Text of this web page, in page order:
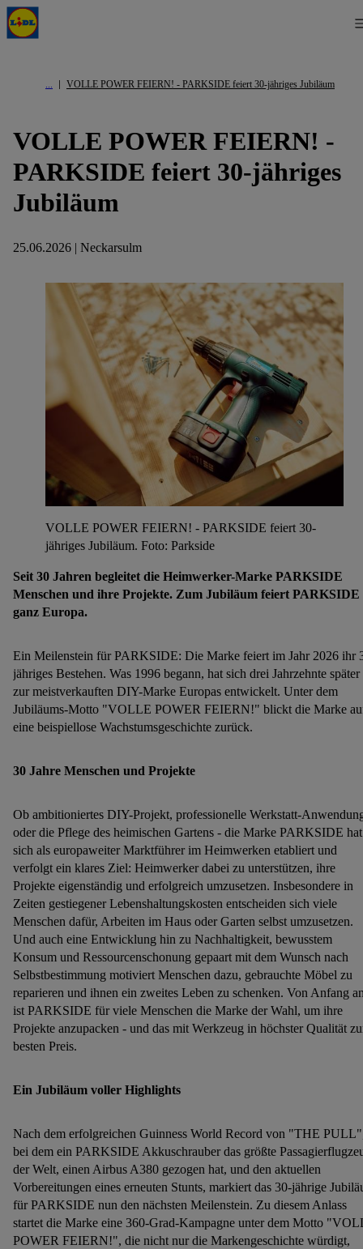
VOLLE POWER FEIERN! - PARKSIDE feiert 30-jähriges Jubiläum
VOLLE POWER FEIERN! -
PARKSIDE feiert 30-jähriges
Jubiläum
25.06.2026 | Neckarsulm
VOLLE POWER FEIERN! - PARKSIDE feiert 30-
jähriges Jubiläum. Foto: Parkside
Seit 30 Jahren begleitet die Heimwerker-Marke PARKSIDE
Menschen und ihre Projekte. Zum Jubiläum feiert PARKSIDE
ganz Europa.
Ein Meilenstein für PARKSIDE: Die Marke feiert im Jahr 2026 ihr
jähriges Bestehen. Was 1996 begann, hat sich drei Jahrzehnte später
zur meistverkauften DIY-Marke Europas entwickelt. Unter dem
Jubiläums-Motto "VOLLE POWER FEIERN!" blickt die Marke
eine beispiellose Wachstumsgeschichte zurück.
30 Jahre Menschen und Projekte
Ob ambitioniertes DIY-Projekt, professionelle Werkstatt-
oder die Pflege des heimischen Gartens - die Marke PARKSIDE hat
sich als europaweiter Marktführer im Heimwerken etabliert und
verfolgt ein klares Ziel: Heimwerker dabei zu unterstützen, ihre
Projekte eigenständig und erfolgreich umzusetzen. Insbesondere in
Zeiten gestiegener Lebenshaltungskosten entscheiden sich viele
Menschen dafür, Arbeiten im Haus oder Garten selbst umzusetzen.
Und auch eine Entwicklung hin zu Nachhaltigkeit, bewusstem
Konsum und Ressourcenschonung gepaart mit dem Wunsch nach
Selbstbestimmung motiviert Menschen dazu, gebrauchte Möbel zu
reparieren und ihnen ein zweites Leben zu schenken. Von Anfang
ist PARKSIDE für viele Menschen die Marke der Wahl, um ihre
Projekte anzupacken - und das mit Werkzeug in höchster Qualität
besten Preis.
Ein Jubiläum voller Highlights
Nach dem erfolgreichen Guinness World Record von "THE
bei dem ein PARKSIDE Akkuschrauber das größte
der Welt, einen Airbus A380 gezogen hat, und den aktuellen
Vorbereitungen eines erneuten Stunts, markiert das 30-jährige
für PARKSIDE nun den nächsten Meilenstein. Zu diesem Anlass
startet die Marke eine 360-Grad-Kampagne unter dem Motto
POWER FEIERN!", die nicht nur die Markengeschichte würdigt,